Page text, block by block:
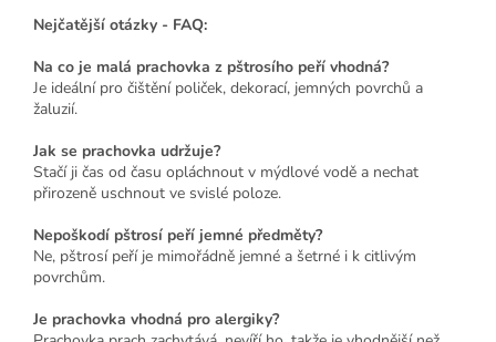
Nejčatější otázky - FAQ:
Na co je malá prachovka z pštrosího peří vhodná?
Je ideální pro čištění poliček, dekorací, jemných povrchů a
žaluzií.
Jak se prachovka udržuje?
Stačí ji čas od času opláchnout v mýdlové vodě a nechat
přirozeně uschnout ve svislé poloze.
Nepoškodí pštrosí peří jemné předměty?
Ne, pštrosí peří je mimořádně jemné a šetrné i k citlivým
povrchům.
Je prachovka vhodná pro alergiky?